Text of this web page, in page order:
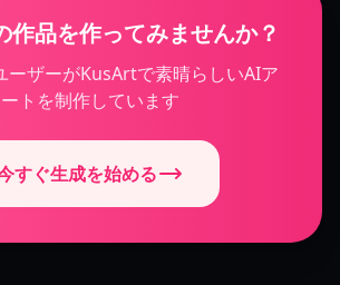
作品を作ってみませんか？
ーザーがKusArtで素晴らしいAIア
ートを制作しています
すぐ生成を始める